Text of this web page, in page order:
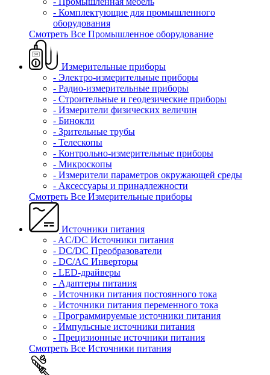
- Комплектующие для промышленного
оборудования
Смотреть Все Промышленное оборудование
Измерительные приборы
- Электро-измерительные приборы
- Радио-измерительные приборы
- Строительные и геодезические приборы
- Измерители физических величин
- Бинокли
- Зрительные трубы
- Телескопы
- Контрольно-измерительные приборы
- Микроскопы
- Измерители параметров окружающей среды
- Аксессуары и принадлежности
Смотреть Все Измерительные приборы
Источники питания
- AC/DC Источники питания
- DC/DC Преобразователи
- DC/AC Инверторы
- LED-драйверы
- Адаптеры питания
- Источники питания постоянного тока
- Источники питания переменного тока
- Программируемые источники питания
- Импульсные источники питания
- Прецизионные источники питания
Смотреть Все Источники питания